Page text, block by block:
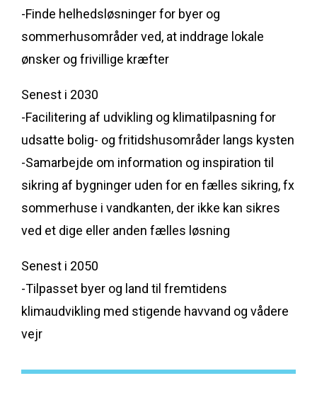
-Finde helhedsløsninger for byer og
sommerhusområder ved, at inddrage lokale
ønsker og frivillige kræfter
Senest i 2030
-Facilitering af udvikling og klimatilpasning for
udsatte bolig- og fritidshusområder langs kysten
-Samarbejde om information og inspiration til
sikring af bygninger uden for en fælles sikring, fx
sommerhuse i vandkanten, der ikke kan sikres
ved et dige eller anden fælles løsning
Senest i 2050
-Tilpasset byer og land til fremtidens
klimaudvikling med stigende havvand og vådere
vejr